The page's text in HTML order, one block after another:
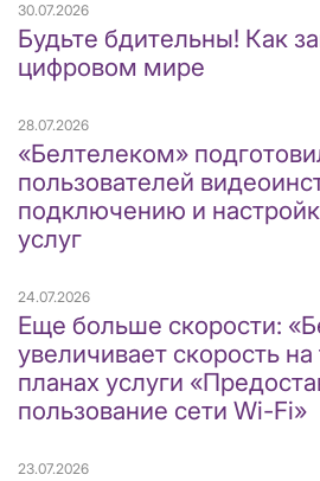
30.07.2026
Будьте бдительны! Как
цифровом мире
28.07.2026
«Белтелеком»
пользователей
подключению и
услуг
24.07.2026
Еще больше скорости:
увеличивает скорость
планах услуги
пользование сети Wi-Fi»
23.07.2026